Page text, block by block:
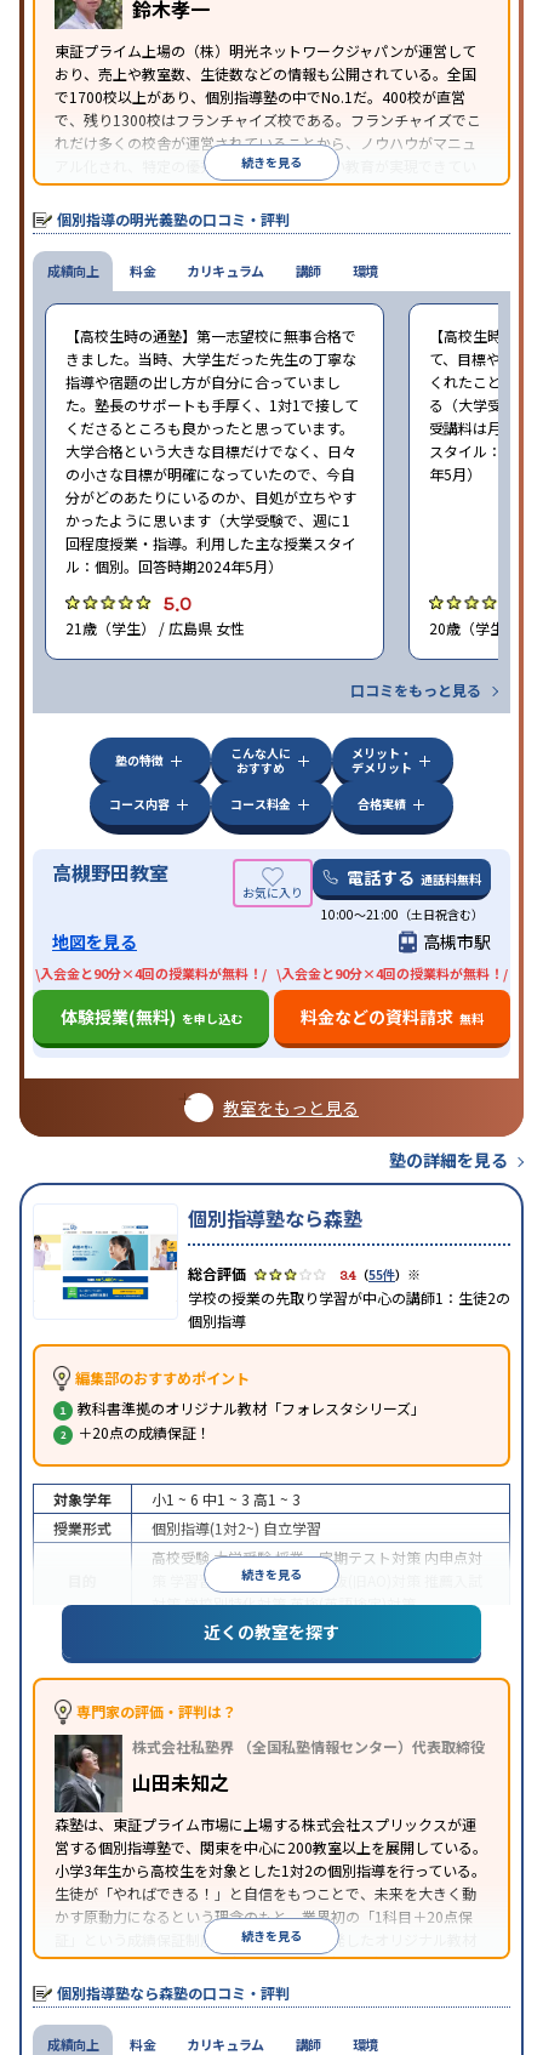
り
※2023年3月調査。小学校高学年の個別指導塾アンケート調査方法を参
鈴木孝一
東証プライム上場の（株）明光ネットワークジャパンが運営して
おり、売上や教室数、生徒数などの情報も公開されている。全国
で1700校以上があり、個別指導塾の中でNo.1だ。400校が直営
で、残り1300校はフランチャイズ校である。フランチャイズでこ
れだけ多くの校舎が運営されていることから、ノウハウがマニュ
アル化され、特定の優秀な人材に依存しない教育が実現できてい
ることが推測される。
続きを見る
個別指導の明光義塾の口コミ・評判
成績向上
【高校生時の通塾】第一志望校に無事合格で
きました。当時、大学生だった先生の丁寧な
指導や宿題の出し方が自分に合っていまし
た。塾長のサポートも手厚く、1対1で接して
くださるところも良かったと思っています。
大学合格という大きな目標だけでなく、日々
の小さな目標が明確になっていたので、今自
分がどのあたりにいるのか、目処が立ちやす
かったように思います（大学受験で、週に1
回程度授業・指導。利用した主な授業スタイ
ル：個別。回答時期2024年5月）
5.0
21歳（学生） / 広島県 女性
【高校生時の通
て、目標や勉強
くれたことが、
る（大学受験で
受講料は月
スタイル：個別
年5月）
20歳（学生） /
口コミをもっと見る
料金 カリキュラム 講師 環境
塾の特徴
こんな人に
おすすめ
メリット・
デメリット
コース内容
コース料金 合格実績
高槻野田教室 電話する 通話料無料
10:00〜21:00（土日祝含む）
地図を見る 高槻市駅
\入会金と90分×4回の授業料が無料！/
体験授業(無料) を申し込む
\入会金と90分×4回の授業料が無料！/
料金などの資料請求 無料
教室をもっと見る
塾の詳細を見る
個別指導塾なら森塾
3.4 （55件） ※
学校の授業の先取り学習が中心の講師1：生徒2の
個別指導
編集部のおすすめポイント
教科書準拠のオリジナル教材「フォレスタシリーズ」
＋20点の成績保証！
続きを見る
対象学年 小1 ~ 6 中1 ~ 3 高1 ~ 3
授業形式
個別指導(1対2~) 自立学習
高校受験大学受験授業・定期テスト対策 内申点対
学習習慣の定着総合型選抜(旧AO)対策
対策学校別特化対策英検(英語検定)対策
成績保証制度あり1科目から受講可能
自習室あり
※2023年3月調査。小学校高学年の個別指導塾アンケート調査方法を参
近くの教室を探す
専門家の評価・評判は？
株式会社私塾界 （全国私塾情報センター）代表取締役
山田未知之
森塾は、東証プライム市場に上場する株式会社スプリックスが運
営する個別指導塾で、関東を中心に200教室以上を展開している。
小学3年生から高校生を対象とした1対2の個別指導を行っている。
生徒が「やればできる！」と自信をもつことで、未来を大きく動
かす原動力になるという理念のもと、業界初の「1科目＋20点保
証」という成績保証制度を採用。同社が開発したオリジナル教材
「フォレスタシリーズ」は全国各地の学習塾でも採用されてい
る。
続きを見る
個別指導塾なら森塾の口コミ・評判
成績向上 料金 カリキュラム 講師 環境